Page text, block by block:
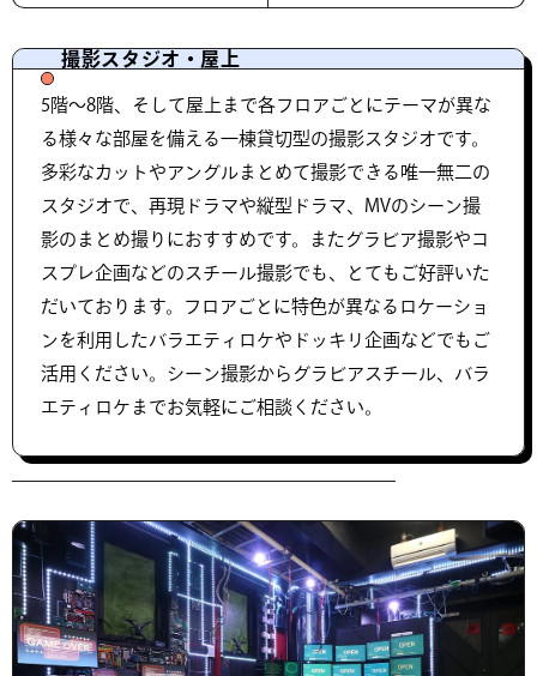
撮影スタジオ・屋上
5階〜8階、そして屋上まで各フロアごとにテーマが異な
る様々な部屋を備える一棟貸切型の撮影スタジオです。
多彩なカットやアングルまとめて撮影できる唯一無二の
スタジオで、再現ドラマや縦型ドラマ、MVのシーン撮
影のまとめ撮りにおすすめです。またグラビア撮影やコ
スプレ企画などのスチール撮影でも、とてもご好評いた
だいております。フロアごとに特色が異なるロケーショ
ンを利用したバラエティロケやドッキリ企画などでもご
活用ください。シーン撮影からグラビアスチール、バラ
エティロケまでお気軽にご相談ください。